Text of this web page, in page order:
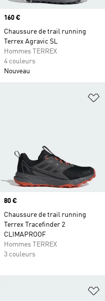
Prix
160 €
Chaussure de trail running
Terrex Agravic SL
Hommes TERREX
4 couleurs
Nouveau
Prix
80 €
Chaussure de trail running
Terrex Tracefinder 2
CLIMAPROOF
Hommes TERREX
3 couleurs